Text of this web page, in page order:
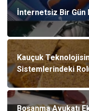
İnternetsiz Bir Gün
Kauçuk
Sistemlerindeki
Boşanma Avukatı